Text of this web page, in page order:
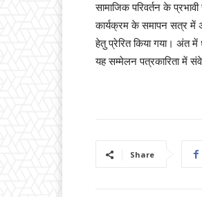
सामाजिक परिवर्तन के
कार्यक्रम के समापन सत्र में
हेतु प्रेरित किया गया। अंत
यह सम्मेलन पत्रकारिता में
Share